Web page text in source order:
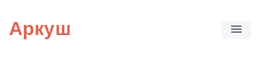
content
Аркуш